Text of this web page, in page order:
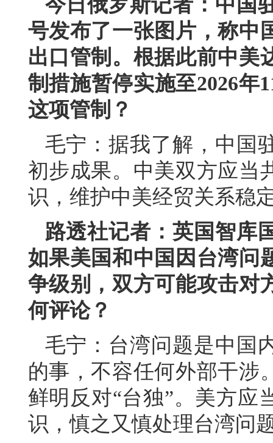
今日俄罗斯记者：中国
号发布了一张图片，称中
出口管制。根据此前中美
制措施暂停实施至2026年
这项管制？
毛宁：据我了解，中国
初步成果。中美双方应当
识，维护中美经贸关系稳
路透社记者：英国智库
如果美国和中国因台湾问
争级别，双方可能攻击对
何评论？
毛宁：台湾问题是中国
的事，不容任何外部干涉
鲜明反对“台独”。美方应
识，慎之又慎处理台湾问